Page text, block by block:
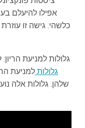
אפילו להיעלם
כלשהי. גישה זו
גלולות למניעת
גלולותלמניעת
שלהן. גלולות אלה